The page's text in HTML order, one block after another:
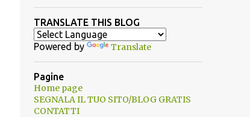
TRANSLATE THIS BLOG
Powered by Translate
Pagine
Home page
SEGNALA IL TUO SITO/BLOG GRATIS
CONTATTI